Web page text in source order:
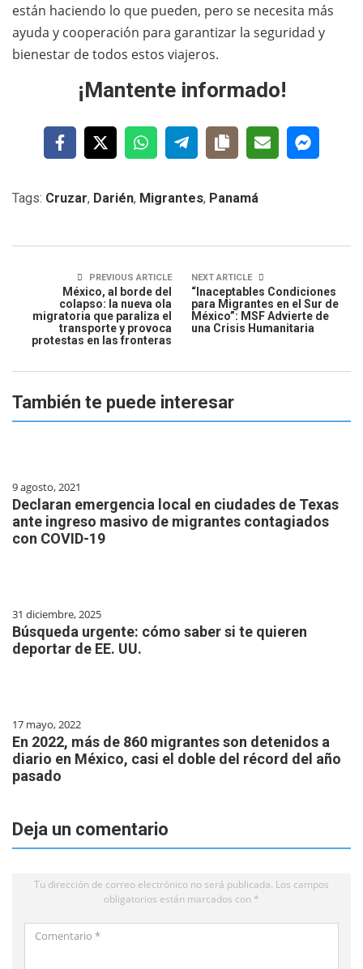
están haciendo lo que pueden, pero se necesita más
ayuda y cooperación para garantizar la seguridad y
bienestar de todos estos viajeros.
¡Mantente informado!
Tags: Cruzar, Darién, Migrantes, Panamá
PREVIOUS ARTICLE
México, al borde del
colapso: la nueva ola
migratoria que paraliza el
transporte y provoca
protestas en las fronteras
NEXT ARTICLE
“Inaceptables Condiciones
para Migrantes en el Sur de
México”: MSF Advierte de
una Crisis Humanitaria
También te puede interesar
9 agosto, 2021
Declaran emergencia local en ciudades de Texas
ante ingreso masivo de migrantes contagiados
con COVID-19
31 diciembre, 2025
Búsqueda urgente: cómo saber si te quieren
deportar de EE. UU.
17 mayo, 2022
En 2022, más de 860 migrantes son detenidos a
diario en México, casi el doble del récord del año
pasado
Deja un comentario
Tu dirección de correo electrónico no será publicada. Los campos
obligatorios están marcados con *
Comentario